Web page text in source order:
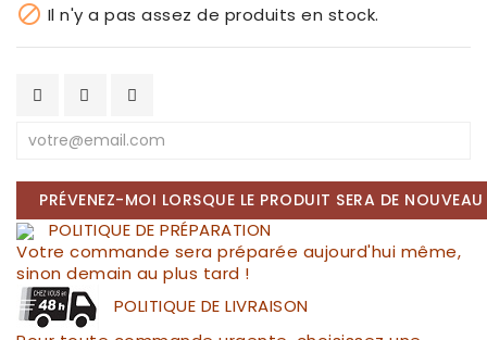
 Il n'y a pas assez de produits en stock.
PRÉVENEZ-MOI LORSQUE LE PRODUIT SERA DE
POLITIQUE DE PRÉPARATION
Votre commande sera préparée aujourd'hui même,
sinon demain au plus tard !
POLITIQUE DE LIVRAISON